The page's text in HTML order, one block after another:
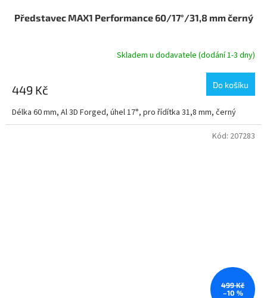
Představec MAX1 Performance 60/17°/31,8 mm černý
Skladem u dodavatele (dodání 1-3 dny)
449 Kč Do košíku
Délka 60 mm, Al 3D Forged, úhel 17°, pro řídítka 31,8 mm, černý
499 Kč
–10 %
Kód: 207283